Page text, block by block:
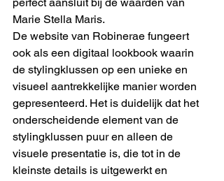
Marie Stella Maris.
De website van Robinerae fungeert
ook als een digitaal lookbook waarin
de stylingklussen op een unieke en
visueel aantrekkelijke manier worden
gepresenteerd. Het is duidelijk dat het
onderscheidende element van de
stylingklussen puur en alleen de
visuele presentatie is, die tot in de
kleinste details is uitgewerkt en